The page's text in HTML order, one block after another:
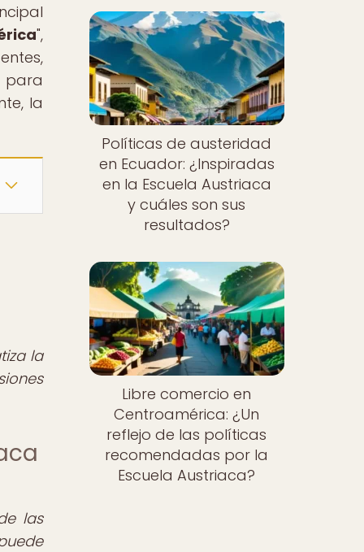
",
para
la
la
las
Políticas de austeridad
en Ecuador: ¿Inspiradas
en la Escuela Austriaca
y cuáles son sus
resultados?
Libre comercio en
Centroamérica: ¿Un
reflejo de las políticas
recomendadas por la
Escuela Austriaca?